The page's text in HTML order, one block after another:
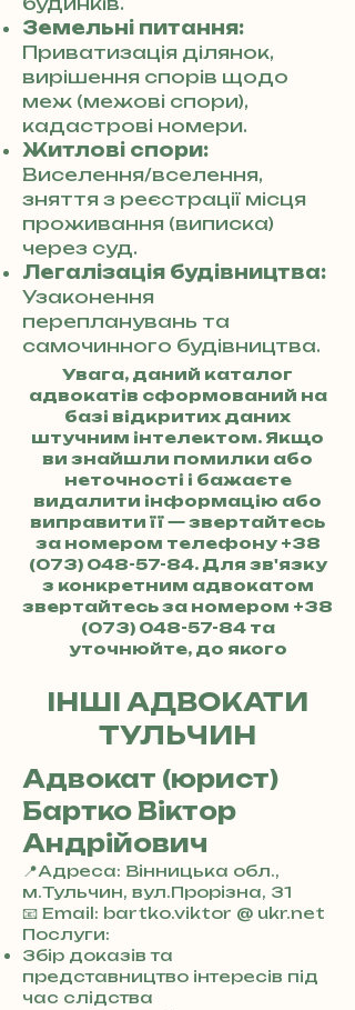
Земельні питання:
Приватизація ділянок,
вирішення спорів щодо
меж (межові спори),
кадастрові номери.
Житлові спори:
Виселення/вселення,
зняття з реєстрації місця
проживання (виписка)
через суд.
Легалізація будівництва:
Узаконення
перепланувань та
самочинного будівництва.
Увага, даний каталог
адвокатів сформований на
базі відкритих даних
штучним інтелектом. Якщо
ви знайшли помилки або
неточності і бажаєте
видалити інформацію або
виправити її — звертайтесь
за номером телефону +38
(073) 048-57-84. Для зв'язку
з конкретним адвокатом
звертайтесь за номером +38
(073) 048-57-84та
уточнюйте, до якого
ІНШІ АДВОКАТИ
ТУЛЬЧИН
Адвокат (юрист)
Бартко Віктор
Андрійович
📍Адреса: Вінницька обл.,
м.Тульчин, вул.Прорізна, 31
+
3
8
0
7
📧 Email: bartko.viktor @ ukr.net
Послуги:
Збір доказів та
представництво інтересів під
час слідства